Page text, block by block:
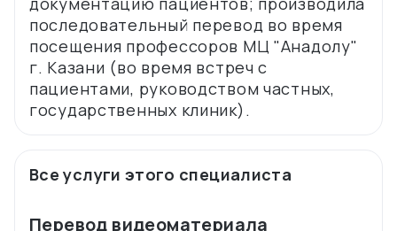
последовательный перевод во время
посещения профессоров МЦ "Анадолу"
г. Казани (во время встреч с
пациентами, руководством частных,
Все услуги этого специалиста
Перевод видеоматериала